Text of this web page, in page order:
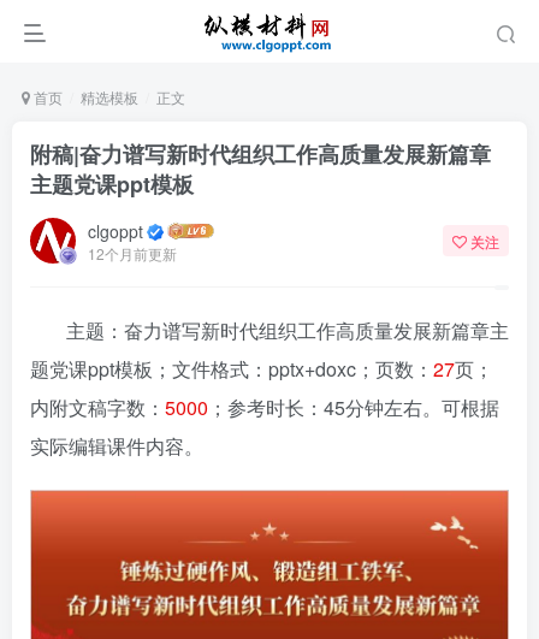
首页 精选模板 正文
附稿|奋力谱写新时代组织工作高质量发展新篇章
主题党课ppt模板
clgoppt
12个月前更新
关注
主题：奋力谱写新时代组织工作高质量发展新篇章主
题党课ppt模板；文件格式：pptx+doxc；页数： 27页；
内附文稿字数： 5000 ；参考时长：45分钟左右。可根据
实际编辑课件内容。